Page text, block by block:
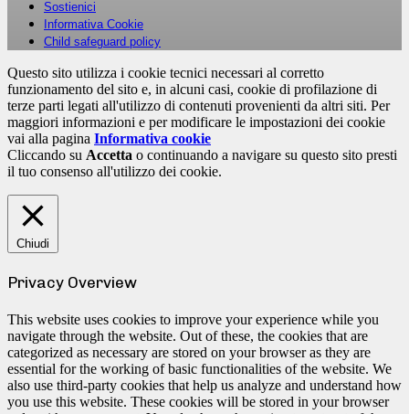
Sostienici
Informativa Cookie
Child safeguard policy
Questo sito utilizza i cookie tecnici necessari al corretto
funzionamento del sito e, in alcuni casi, cookie di profilazione di
terze parti legati all'utilizzo di contenuti provenienti da altri siti. Per
maggiori informazioni e per modificare le impostazioni dei cookie
vai alla pagina Informativa cookie
Cliccando su Accetta o continuando a navigare su questo sito presti
il tuo consenso all'utilizzo dei cookie.
Chiudi
Privacy Overview
This website uses cookies to improve your experience while you
navigate through the website. Out of these, the cookies that are
categorized as necessary are stored on your browser as they are
essential for the working of basic functionalities of the website. We
also use third-party cookies that help us analyze and understand how
you use this website. These cookies will be stored in your browser